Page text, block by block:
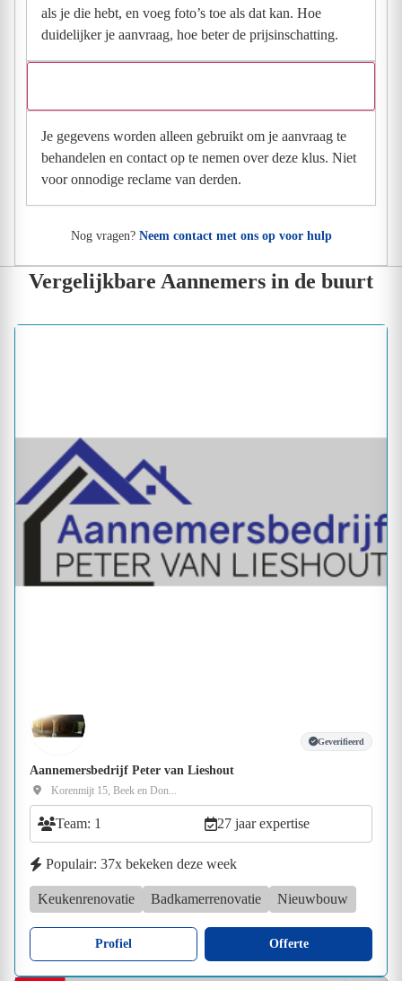
als je die hebt, en voeg foto’s toe als dat kan. Hoe
duidelijker je aanvraag, hoe beter de prijsinschatting.
Je gegevens worden alleen gebruikt om je aanvraag te
behandelen en contact op te nemen over deze klus. Niet
voor onnodige reclame van derden.
Nog vragen? Neem contact met ons op voor hulp
Vergelijkbare Aannemers in de buurt
Geverifieerd
Aannemersbedrijf Peter van Lieshout
Korenmijt 15, Beek en Don...
Team: 1 27 jaar expertise
Populair: 37x bekeken deze week
Keukenrenovatie Badkamerrenovatie Nieuwbouw
Profiel Offerte